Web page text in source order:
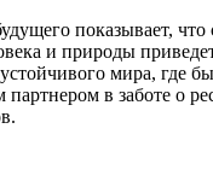
показывает, что
и природы
мира, где
в заботе о